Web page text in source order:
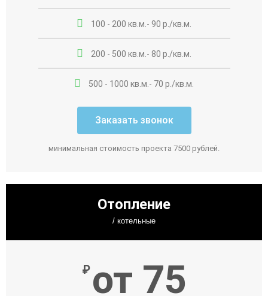
100 - 200 кв.м.- 90 р./кв.м.
200 - 500 кв.м.- 80 р./кв.м.
500 - 1000 кв.м.- 70 р./кв.м.
Заказать звонок
минимальная стоимость проекта 7500 рублей.
Отопление
/ котельные
₽ от 75